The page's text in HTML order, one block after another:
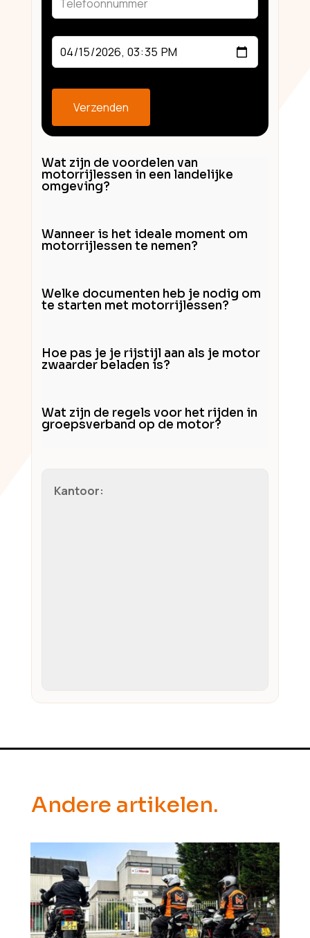
Verzenden
Wat zijn de voordelen van
motorrijlessen in een landelijke
omgeving?
Wanneer is het ideale moment om
motorrijlessen te nemen?
Welke documenten heb je nodig om
te starten met motorrijlessen?
Hoe pas je je rijstijl aan als je motor
zwaarder beladen is?
Wat zijn de regels voor het rijden in
groepsverband op de motor?
Kantoor:
Andere artikelen.